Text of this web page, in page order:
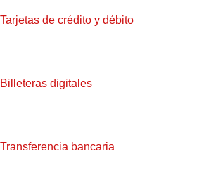
Tarjetas de crédito y débito
Billeteras digitales
Transferencia bancaria